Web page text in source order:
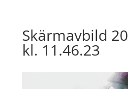
Skärmavbild
kl. 11.46.23